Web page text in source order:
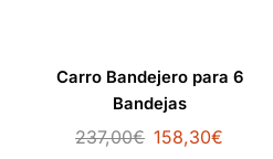
Carro Bandejero para 6
Bandejas
237,00€ 158,30€